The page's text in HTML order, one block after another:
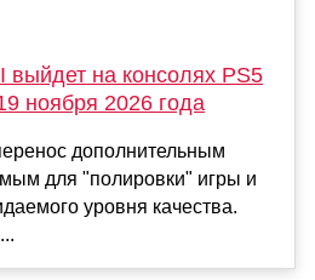
выйдет на консолях PS5
ноября 2026 года
дополнительным
для "полировки" игры и
уровня качества.